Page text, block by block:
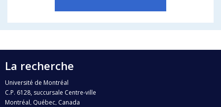
La recherche
Université de Montréal
C.P. 6128, succursale Centre-ville
Montréal, Québec, Canada